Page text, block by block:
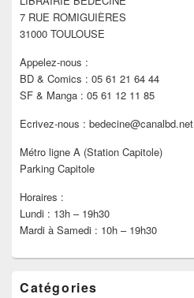
barre
latérale
7 RUE ROMIGUIÈRES
31000 TOULOUSE
Appelez-nous :
BD & Comics : 05 61 21 64 44
SF & Manga : 05 61 12 11 85
Ecrivez-nous : bedecine@canalbd.net
Métro ligne A (Station Capitole)
Parking Capitole
Horaires :
Lundi : 13h – 19h30
Mardi à Samedi : 10h – 19h30
Catégories